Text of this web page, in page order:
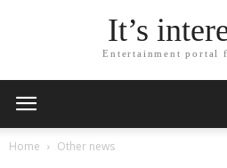
It’s
Entertainment portal
Home Other news